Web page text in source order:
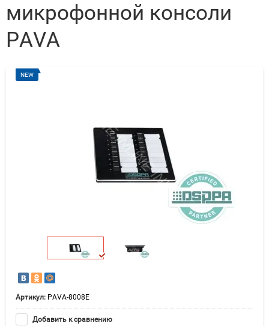
микрофонной консоли
PAVA
NEW
Артикул: PAVA-8008E
Добавить к сравнению